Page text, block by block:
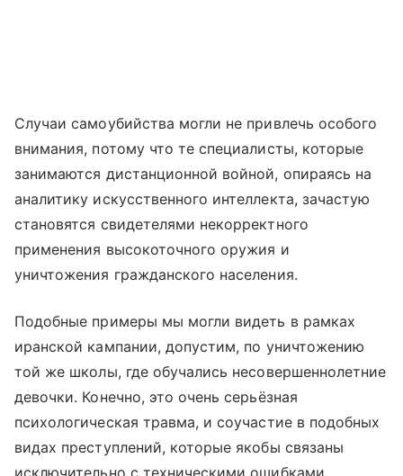
Случаи самоубийства могли не привлечь особого
внимания, потому что те специалисты, которые
занимаются дистанционной войной, опираясь на
аналитику искусственного интеллекта, зачастую
становятся свидетелями некорректного
применения высокоточного оружия и
уничтожения гражданского населения.
Подобные примеры мы могли видеть в рамках
иранской кампании, допустим, по уничтожению
той же школы, где обучались несовершеннолетние
девочки. Конечно, это очень серьёзная
психологическая травма, и соучастие в подобных
видах преступлений, которые якобы связаны
исключительно с техническими ошибками,